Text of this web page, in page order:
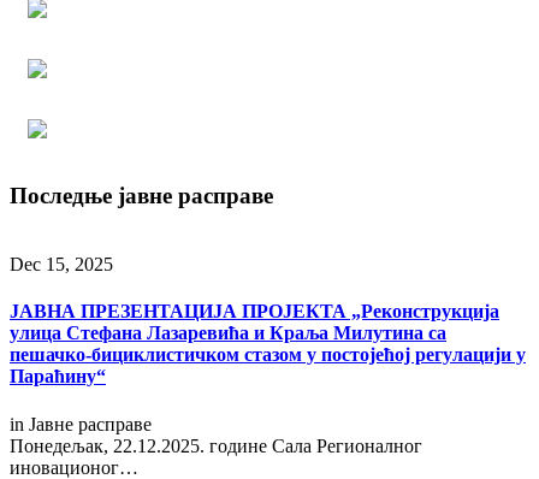
Последње јавне расправе
Dec 15, 2025
ЈАВНА ПРЕЗЕНТАЦИЈА ПРОЈЕКТА „Реконструкција
улица Стефана Лазаревића и Краља Милутина са
пешачко-бициклистичком стазом у постојећој регулацији у
Параћину“
in Јавне расправе
Понедељак, 22.12.2025. године Сала Регионалног
иновационог…